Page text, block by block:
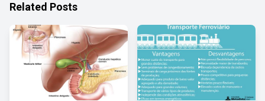
Related Posts